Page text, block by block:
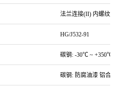
法兰连接(II) 内螺纹
HG/J532-91
碳钢: -30℃ ~
碳钢: 防腐油漆 铝合